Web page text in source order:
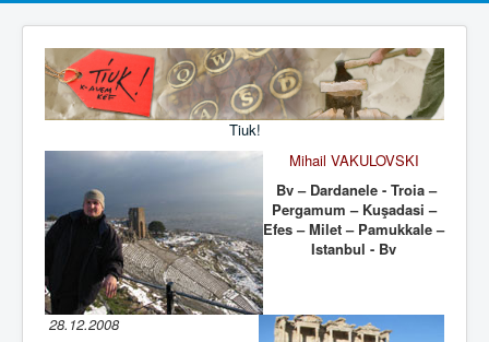
Tiuk!
Mihail VAKULOVSKI
Bv – Dardanele - Troia –
Pergamum – Kuşadasi –
Efes – Milet – Pamukkale –
Istanbul - Bv
28.12.2008